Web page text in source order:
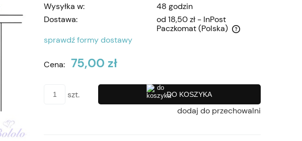
Wysyłka w:
48 godzin
Dostawa:
od 18,50 zł - InPost
Paczkomat (Polska)
płatności
sprawdź formy dostawy
Cena: 75,00 zł
szt. DO KOSZYKA
dodaj do przechowalni